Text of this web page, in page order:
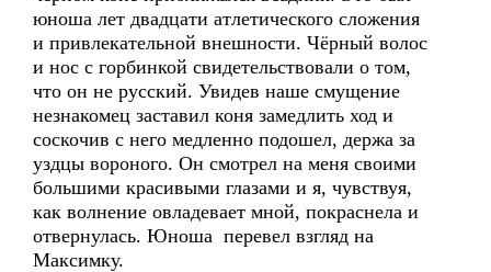
юноша лет двадцати атлетического сложения
и привлекательной внешности. Чёрный волос
и нос с горбинкой свидетельствовали о том,
что он не русский. Увидев наше смущение
незнакомец заставил коня замедлить ход и
соскочив с него медленно подошел, держа за
уздцы вороного. Он смотрел на меня своими
большими красивыми глазами и я, чувствуя,
как волнение овладевает мной, покраснела и
отвернулась. Юноша перевел взгляд на
Максимку.